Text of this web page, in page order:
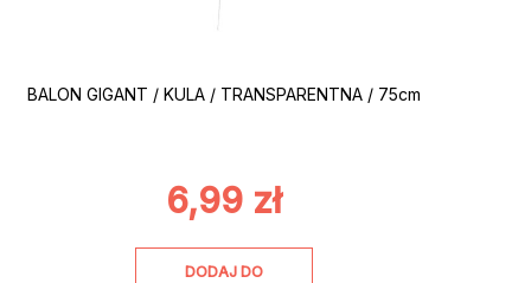
BALON GIGANT / KULA / TRANSPARENTNA / 75cm
6,99 zł
DODAJ DO